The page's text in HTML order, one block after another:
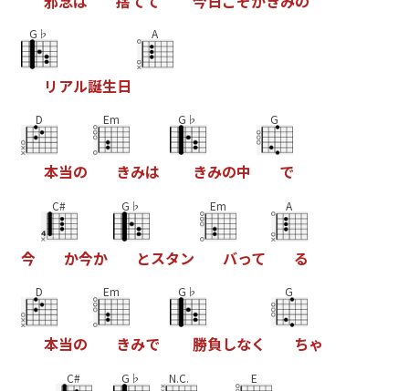
G♭
リ アル誕生日
A
D
本当の
Em
きみは
G♭
きみの中
G
で
今
C#
か今か
G♭
とスタン
Em
バって
A
る
D
本当の
Em
きみで
G♭
勝負しなく
G
ちゃ
C# G♭ N.C. E